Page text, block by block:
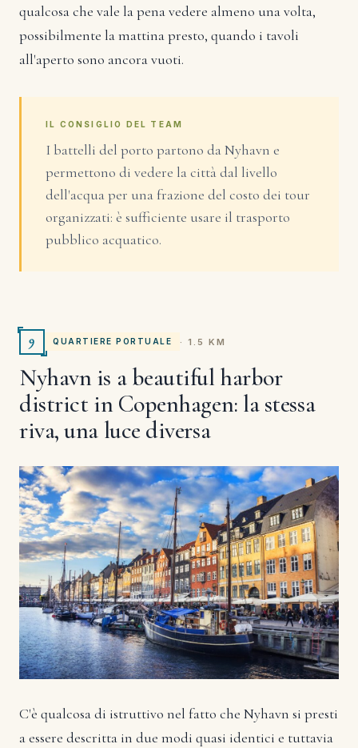
qualcosa che vale la pena vedere almeno una volta,
possibilmente la mattina presto, quando i tavoli
all'aperto sono ancora vuoti.
IL CONSIGLIO DEL TEAM
I battelli del porto partono da Nyhavn e
permettono di vedere la città dal livello
dell'acqua per una frazione del costo dei tour
organizzati: è sufficiente usare il trasporto
pubblico acquatico.
9 QUARTIERE PORTUALE · 1.5 KM
Nyhavn is a beautiful harbor
district in Copenhagen: la stessa
riva, una luce diversa
C'è qualcosa di istruttivo nel fatto che Nyhavn si presti
a essere descritta in due modi quasi identici e tuttavia